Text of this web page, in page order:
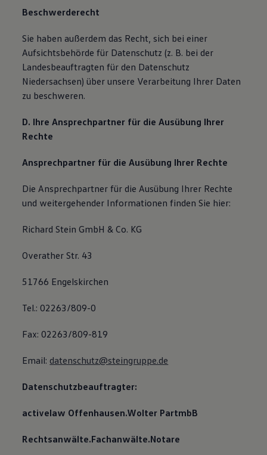
Beschwerderecht
Sie haben außerdem das Recht, sich bei einer
Aufsichtsbehörde für Datenschutz (z. B. bei der
Landesbeauftragten für den Datenschutz
Niedersachsen) über unsere Verarbeitung Ihrer Daten
zu beschweren.
D. Ihre Ansprechpartner für die Ausübung Ihrer
Rechte
Ansprechpartner für die Ausübung Ihrer Rechte
Die Ansprechpartner für die Ausübung Ihrer Rechte
und weitergehender Informationen finden Sie hier:
Richard Stein GmbH & Co. KG
Overather Str. 43
51766 Engelskirchen
Tel.: 02263/809-0
Fax: 02263/809-819
Email: datenschutz@steingruppe.de
Datenschutzbeauftragter:
activelaw Offenhausen.Wolter PartmbB
Rechtsanwälte.Fachanwälte.Notare